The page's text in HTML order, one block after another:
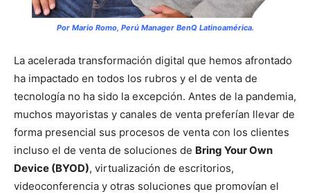
Por Mario Romo, Perú Manager BenQ Latinoamérica.
La acelerada transformación digital que hemos afrontado
ha impactado en todos los rubros y el de venta de
tecnología no ha sido la excepción. Antes de la pandemia,
muchos mayoristas y canales de venta preferían llevar de
forma presencial sus procesos de venta con los clientes
incluso el de venta de soluciones de Bring Your Own
Device (BYOD), virtualización de escritorios,
videoconferencia y otras soluciones que promovían el